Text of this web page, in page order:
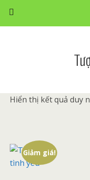
Hiển thị kết quả duy
Giảm giá!